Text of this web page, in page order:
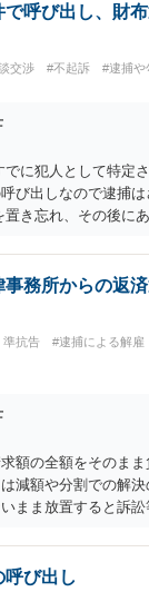
呼び出し、財
交渉 #不起訴 #逮捕や
に犯人として特定
び出しなので逮捕は
き忘れ、その後に
のと思います。
事務所からの返
準抗告 #逮捕による解雇
額の全額をそのま
減額や分割での解決
まま放置すると訴
び出し